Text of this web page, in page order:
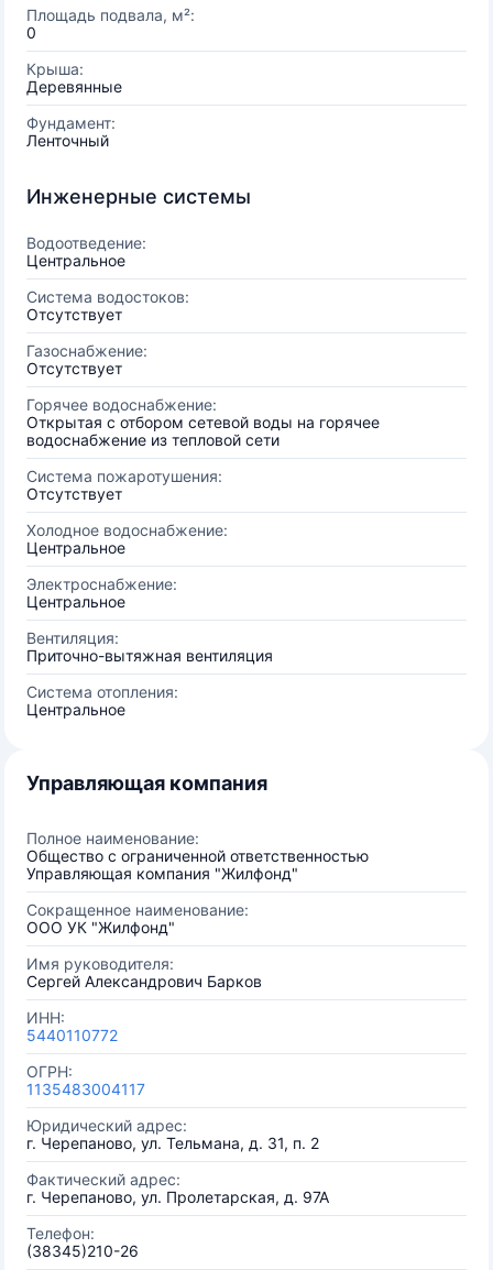
Площадь подвала, м²:
0
Крыша:
Деревянные
Фундамент:
Ленточный
Инженерные системы
Водоотведение:
Центральное
Система водостоков:
Отсутствует
Газоснабжение:
Отсутствует
Горячее водоснабжение:
Открытая с отбором сетевой воды на горячее
водоснабжение из тепловой сети
Система пожаротушения:
Отсутствует
Холодное водоснабжение:
Центральное
Электроснабжение:
Центральное
Вентиляция:
Приточно-вытяжная вентиляция
Система отопления:
Центральное
Управляющая компания
Полное наименование:
Общество с ограниченной ответственностью
Управляющая компания "Жилфонд"
Сокращенное наименование:
ООО УК "Жилфонд"
Имя руководителя:
Сергей Александрович Барков
ИНН:
5440110772
ОГРН:
1135483004117
Юридический адрес:
г. Черепаново, ул. Тельмана, д. 31, п. 2
Фактический адрес:
г. Черепаново, ул. Пролетарская, д. 97А
Телефон:
(38345)210-26